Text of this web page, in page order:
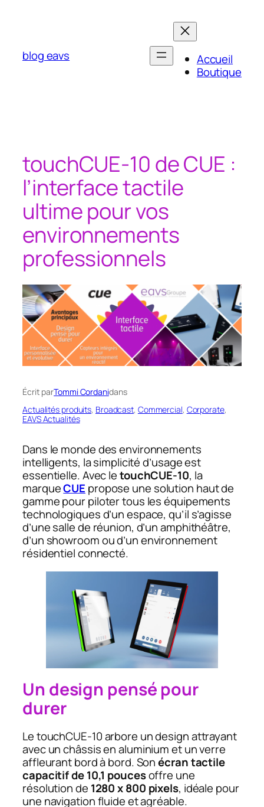
blog eavs
Accueil
Boutique
touchCUE‑10 de CUE :
l’interface tactile
ultime pour vos
environnements
professionnels
Écrit parTommi Cordanidans
Actualités produits, Broadcast, Commercial, Corporate
EAVS Actualités
Dans le monde des environnements
intelligents, la simplicité d’usage est
essentielle. Avec letouchCUE‑10, la
marqueCUE propose une solution haut de
gamme pour piloter tous les équipements
technologiques d’un espace, qu’il s’agisse
d’une salle de réunion, d’un amphithéâtre,
d’un showroom ou d’un environnement
résidentiel connecté.
Un design pensé pour
durer
Le touchCUE‑10 arbore un design attrayant
avec un châssis en aluminium et un verre
affleurant bord à bord. Sonécran tactile
capacitif de 10,1 poucesoffre une
résolution de 1280 x 800 pixels, idéale pour
une navigation fluide et agréable.